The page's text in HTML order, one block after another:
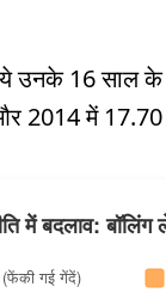
उनके 16 साल के
2014 में
में बदलाव:
(फेंकी गई गेंदें)